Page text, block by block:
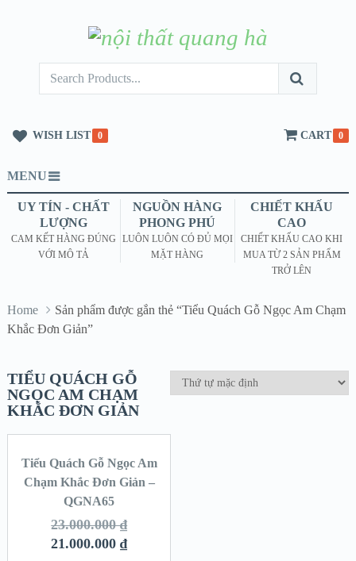
WISH LIST 0 CART 0
MENU
UY TÍN - CHẤT
LƯỢNG
CAM KẾT HÀNG ĐÚNG
VỚI MÔ TẢ
NGUỒN HÀNG
PHONG PHÚ
LUÔN LUÔN CÓ ĐỦ MỌI
MẶT HÀNG
CHIẾT KHẤU
CAO
CHIẾT KHẤU CAO KHI
MUA TỪ 2 SẢN PHẨM
TRỞ LÊN
Home
Sản phẩm được gắn thẻ “Tiểu Quách Gỗ Ngọc Am Chạm
Khắc Đơn Giản”
TIỂU QUÁCH GỖ
NGỌC AM CHẠM
KHẮC ĐƠN GIẢN
SALE!
Tiểu Quách Gỗ Ngọc Am
Chạm Khắc Đơn Giản –
QGNA65
23.000.000₫
21.000.000₫